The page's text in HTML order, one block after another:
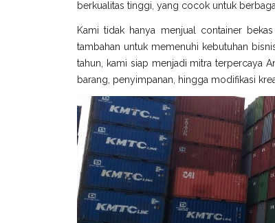
berkualitas tinggi, yang cocok untuk
Kami tidak hanya menjual container
tambahan untuk memenuhi kebutuhan
tahun, kami siap menjadi mitra terpercaya
barang, penyimpanan, hingga modifikasi